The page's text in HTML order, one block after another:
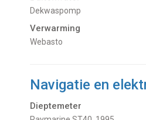
dekwaspomp
Verwarming
Webasto
Navigatie en
Dieptemeter